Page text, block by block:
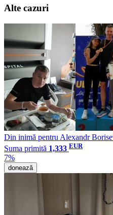
Alte cazuri
Din inimă pentru Alexandr
Suma primită 1,333 EUR
7%
donează